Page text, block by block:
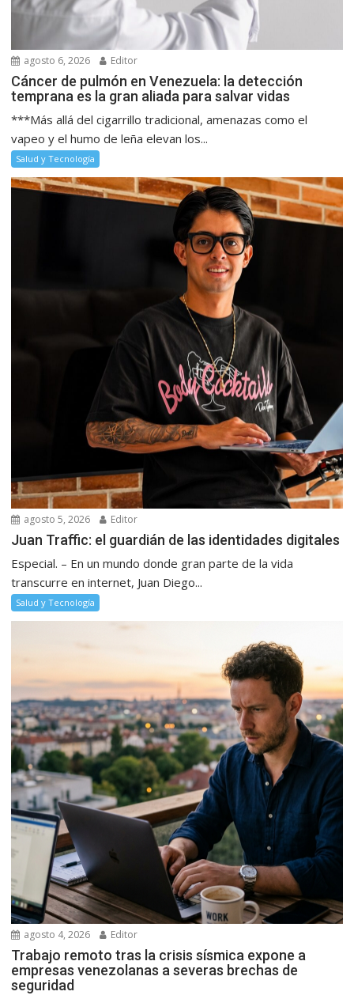
agosto 6, 2026 Editor
Cáncer de pulmón en Venezuela: la detección
temprana es la gran aliada para salvar vidas
***Más allá del cigarrillo tradicional, amenazas como el
vapeo y el humo de leña elevan los...
Salud y Tecnología
agosto 5, 2026 Editor
Juan Traffic: el guardián de las identidades digitales
Especial. – En un mundo donde gran parte de la vida
transcurre en internet, Juan Diego...
Salud y Tecnología
agosto 4, 2026 Editor
Trabajo remoto tras la crisis sísmica expone a
empresas venezolanas a severas brechas de
seguridad